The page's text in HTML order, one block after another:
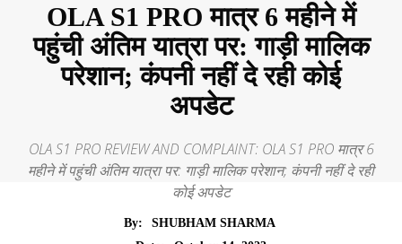
OLA S1 PRO मात्र 6 महीने में
पहुंची अंतिम यात्रा पर: गाड़ी मालिक
परेशान; कंपनी नहीं दे रही कोई
अपडेट
OLA S1 PRO REVIEW AND COMPLAINT: OLA S1 PRO मात्र 6
महीने में पहुंची अंतिम यात्रा पर: गाड़ी मालिक परेशान; कंपनी नहीं दे रही
कोई अपडेट
By:
SHUBHAM SHARMA